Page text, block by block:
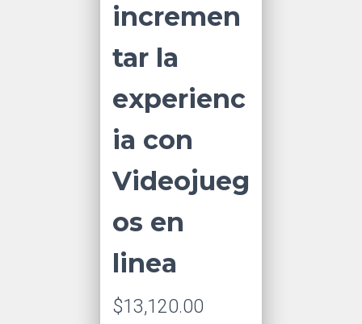
incremen
tar la
experienc
ia con
Videojueg
os en
linea
$13,120.00